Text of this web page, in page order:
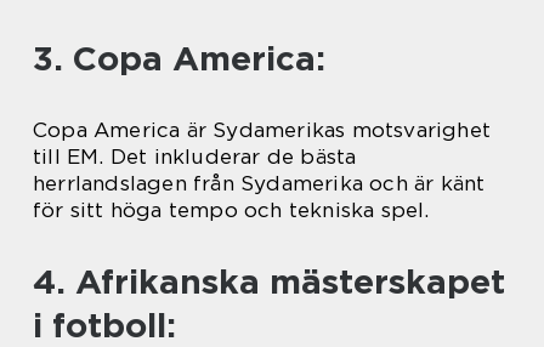
3. Copa America:
Copa America är Sydamerikas motsvarighet
till EM. Det inkluderar de bästa
herrlandslagen från Sydamerika och är känt
för sitt höga tempo och tekniska spel.
4. Afrikanska mästerskapet
i fotboll: